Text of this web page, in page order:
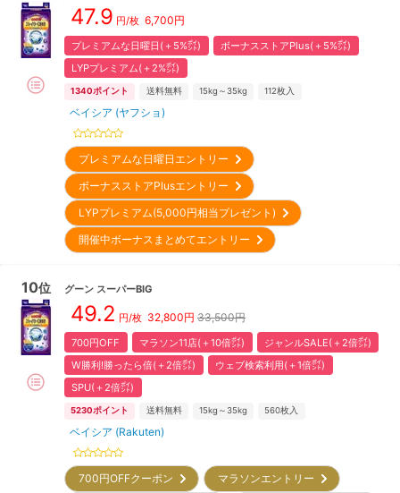
47.9 円/枚 6,700円
プレミアムな日曜日(＋5%㌽)
ボーナスストアPlus(＋5%㌽)
LYPプレミアム(＋2%㌽)
1340ポイント 送料無料 15kg～35kg 112枚入
ベイシア (ヤフショ)
プレミアムな日曜日エントリー
ボーナスストアPlusエントリー
LYPプレミアム(5,000円相当プレゼント)
開催中ボーナスまとめてエントリー
10位 グーン スーパーBIG
49.2 円/枚 32,800円 33,500円
700円OFF マラソン11店(＋10倍㌽)
ジャンルSALE(＋2倍㌽)
W勝利!勝ったら倍(＋2倍㌽)
ウェブ検索利用(＋1倍㌽)
SPU(＋2倍㌽)
5230ポイント 送料無料 15kg～35kg 560枚入
ベイシア (Rakuten)
700円OFFクーポン マラソンエントリー